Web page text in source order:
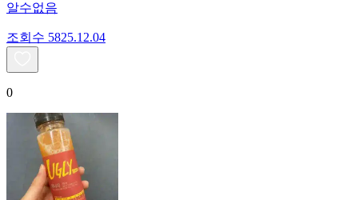
알수없음
조회수 5825.12.04
0